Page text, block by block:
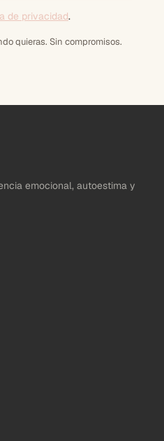
de privacidad.
quieras. Sin compromisos.
emocional, autoestima y